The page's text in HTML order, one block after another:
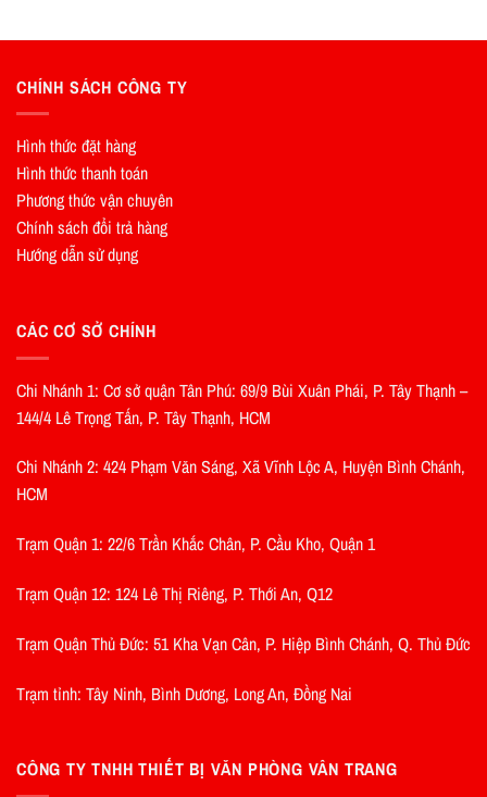
CHÍNH SÁCH CÔNG TY
Hình thức đặt hàng
Hình thức thanh toán
Phương thức vận chuyên
Chính sách đổi trả hàng
Hướng dẫn sử dụng
CÁC CƠ SỞ CHÍNH
Chi Nhánh 1: Cơ sở quận Tân Phú: 69/9 Bùi Xuân Phái, P. Tây Thạnh –
144/4 Lê Trọng Tấn, P. Tây Thạnh, HCM
Chi Nhánh 2: 424 Phạm Văn Sáng, Xã Vĩnh Lộc A, Huyện Bình Chánh,
HCM
Trạm Quận 1: 22/6 Trần Khắc Chân, P. Cầu Kho, Quận 1
Trạm Quận 12: 124 Lê Thị Riêng, P. Thới An, Q12
Trạm Quận Thủ Đức: 51 Kha Vạn Cân, P. Hiệp Bình Chánh, Q. Thủ Đức
Trạm tỉnh: Tây Ninh, Bình Dương, Long An, Đồng Nai
CÔNG TY TNHH THIẾT BỊ VĂN PHÒNG VÂN TRANG